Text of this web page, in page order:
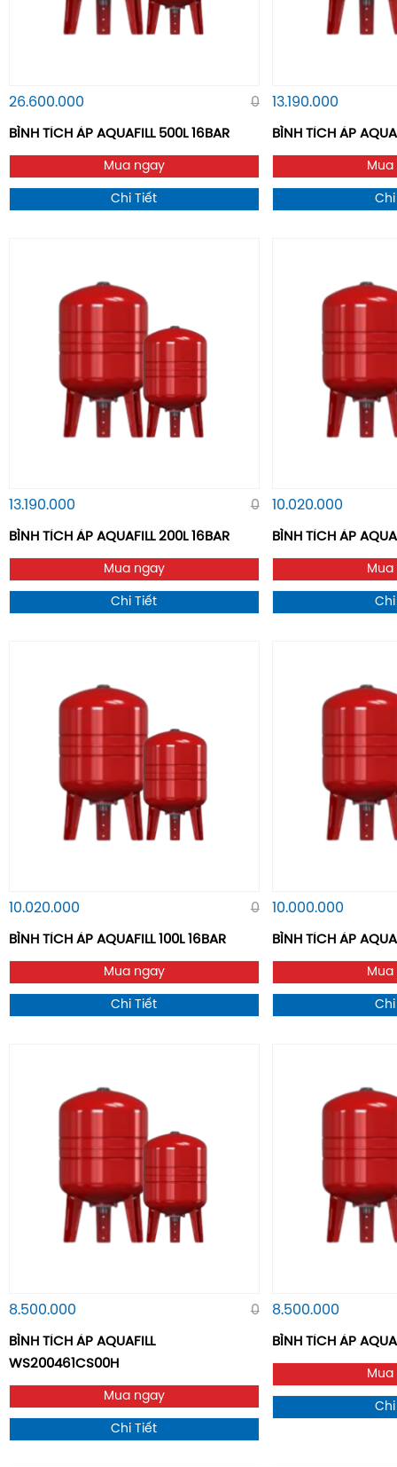
26.600.000 0
BÌNH TÍCH ÁP AQUAFILL 500L 16BAR
Mua ngay
Chi Tiết
13.190.000
BÌNH TÍCH ÁP
Mua
13.190.000 0
BÌNH TÍCH ÁP AQUAFILL 200L 16BAR
Mua ngay
Chi Tiết
10.020.000
BÌNH TÍCH ÁP
10.020.000 0
BÌNH TÍCH ÁP AQUAFILL 100L 16BAR
Mua ngay
Chi Tiết
10.000.000
BÌNH TÍCH ÁP
8.500.000 0
BÌNH TÍCH ÁP AQUAFILL
WS200461CS00H
Mua ngay
Chi Tiết
8.500.000
BÌNH TÍCH ÁP
Mua